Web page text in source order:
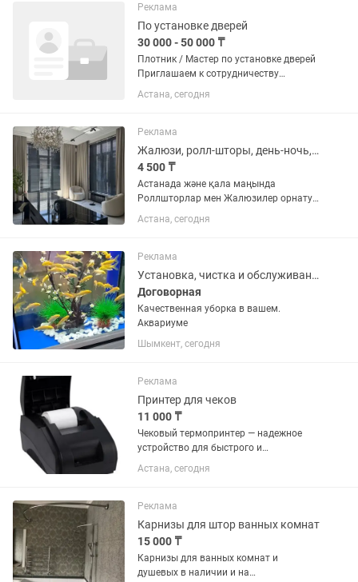
бытовых кондиционеров и...
Реклама
По установке дверей
30 000 - 50 000 ₸
Плотник / Мастер по установке дверей
Приглашаем к сотрудничеству
опытных плотников для выполнения
заказов через приложение Яндекс. Что
межкомнатных и входных дверей;
•монтаж...
Астана, сегодня
Реклама
Жалюзи, ролл-шторы, день-ночь, дуэт Астана
4 500 ₸
Астанада және қала маңында
Роллшторлар мен Жалюзилер орнату -
сапалы және жылдам! Терезелеріңізді
стильді және ұқыпты жаңартамыз. Біз
Астана, сегодня
Реклама
Установка, чистка и обслуживание аквариума
Договорная
Качественная уборка в вашем.
Аквариуме
Шымкент, сегодня
Реклама
Принтер для чеков
11 000 ₸
Чековый термопринтер — надежное
устройство для быстрого и
качественного печатания чеков,
квитанций и талонов. Подходит для
любых торговых точек. Принтер
работает по...
Астана, сегодня
Реклама
Карнизы для штор ванных комнат
15 000 ₸
Карнизы для ванных комнат и
душевых в наличии и на